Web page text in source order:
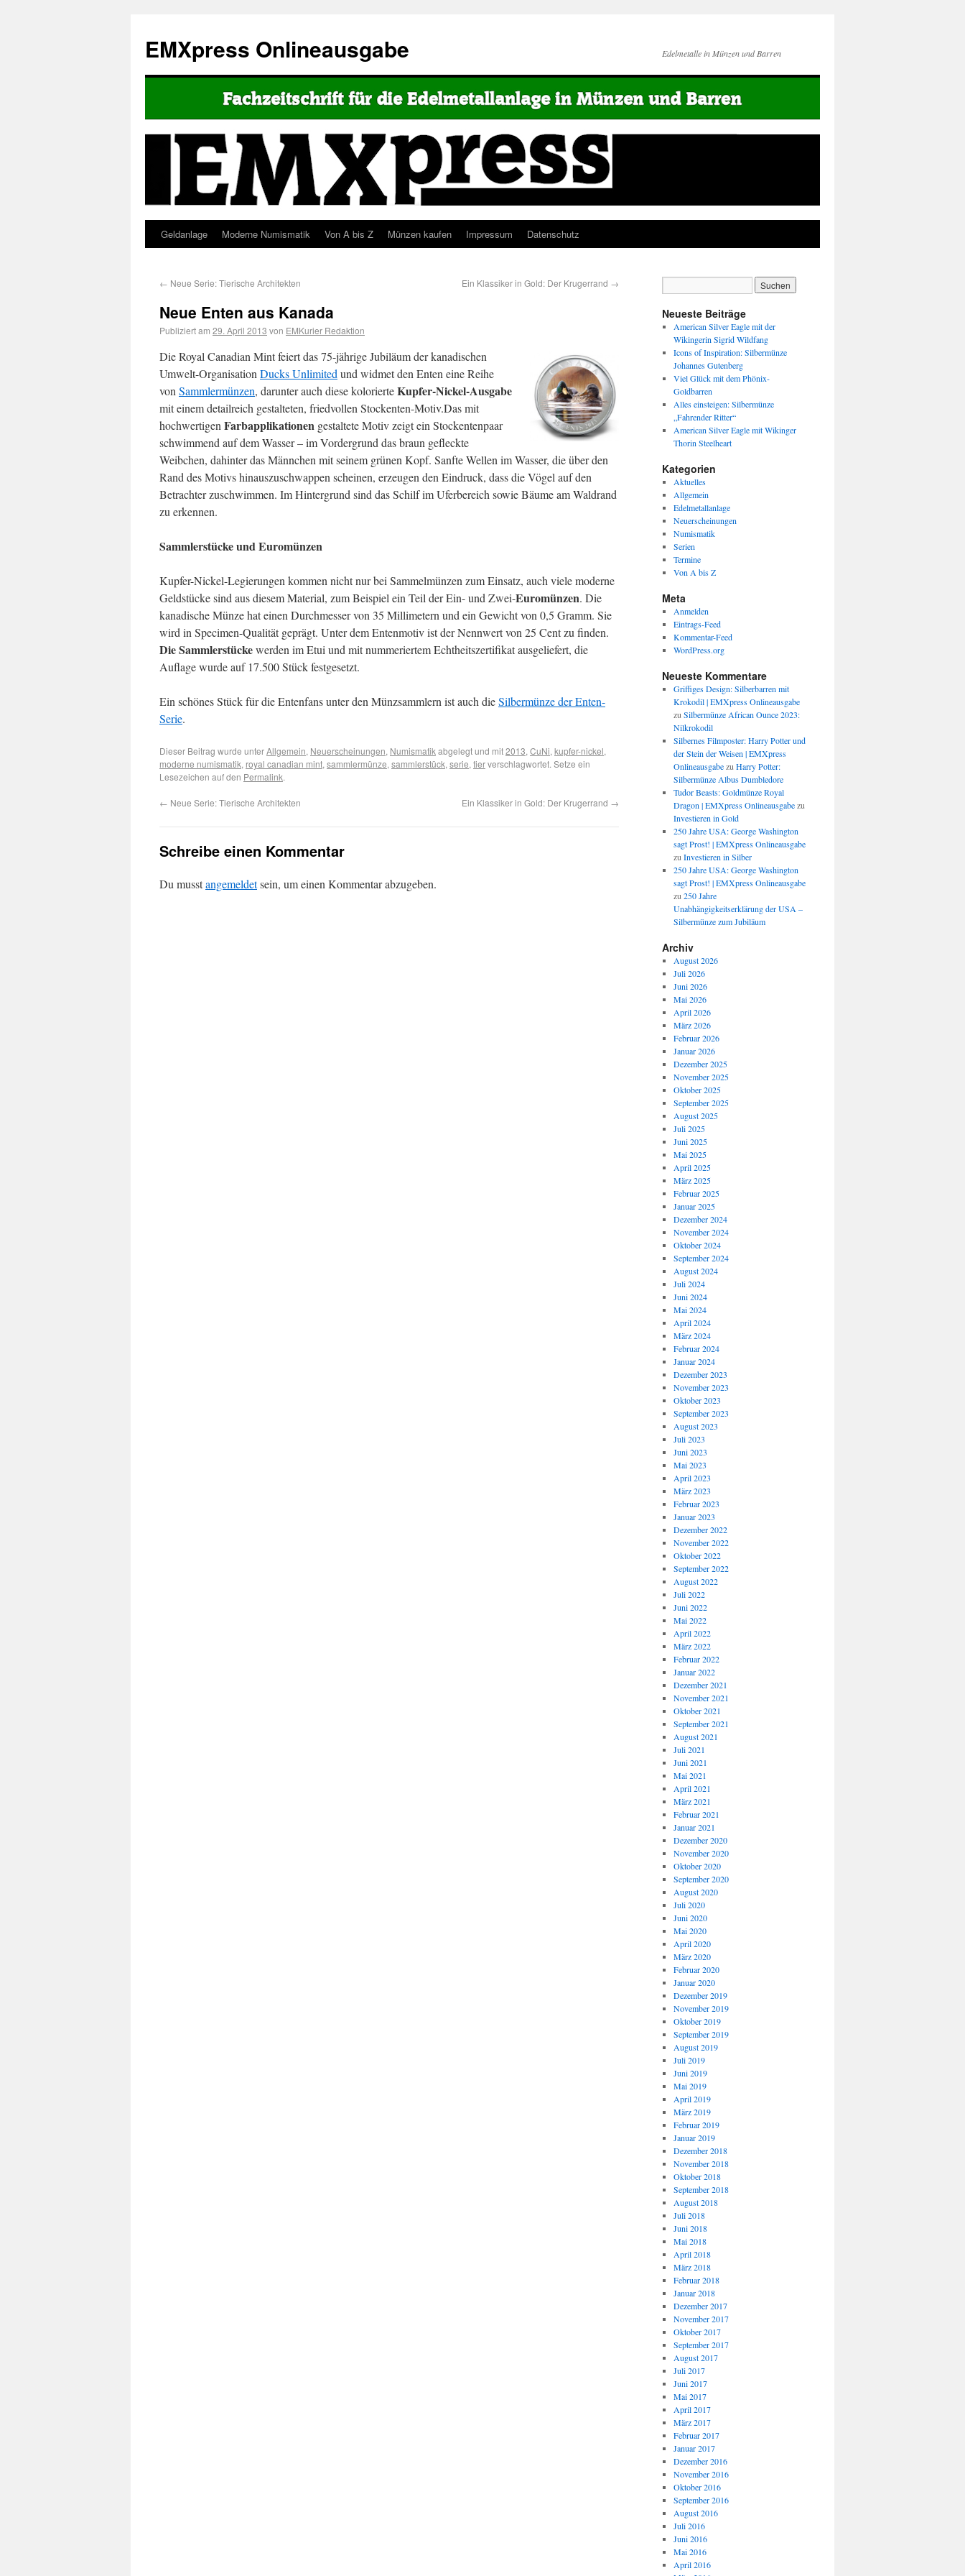
EMXpress Onlineausgabe Edelmetalle in Münzen und Barren
Geldanlage Moderne Numismatik Von A bis Z Münzen kaufen Impressum Datenschutz
← Neue Serie: Tierische Architekten Ein Klassiker in Gold: Der Krugerrand →
Neue Enten aus Kanada
Publiziert am 29. April 2013 von EMKurier Redaktion
Die Royal Canadian Mint feiert das 75-jährige Jubiläum der kanadischen
Umwelt-Organisation Ducks Unlimited und widmet den Enten eine Reihe
von Sammlermünzen, darunter auch diese kolorierteKupfer-Nickel-Ausgabe
mit einem detailreich gestalteten, friedvollen Stockenten-Motiv.Das mit
hochwertigen Farbapplikationen gestaltete Motiv zeigt ein Stockentenpaar
schwimmend auf dem Wasser – im Vordergrund das braun gefleckte
Weibchen, dahinter das Männchen mit seinem grünen Kopf. Sanfte Wellen im Wasser, die über den
Rand des Motivs hinauszuschwappen scheinen, erzeugen den Eindruck, dass die Vögel auf den
Betrachter zuschwimmen. Im Hintergrund sind das Schilf im Uferbereich sowie Bäume am Waldrand
zu erkennen.
Sammlerstücke und Euromünzen
Kupfer-Nickel-Legierungen kommen nicht nur bei Sammelmünzen zum Einsatz, auch viele moderne
Geldstücke sind aus diesem Material, zum Beispiel ein Teil der Ein- und Zwei-Euromünzen. Die
kanadische Münze hat einen Durchmesser von 35 Millimetern und ein Gewicht von 0,5 Gramm. Sie
wird in Specimen-Qualität geprägt. Unter dem Entenmotiv ist der Nennwert von 25 Cent zu finden.
Die Sammlerstückewerden im Etui und mit nummeriertem Echtheitszertifikat ausgeliefert, die
Auflage wurde auf 17.500 Stück festgesetzt.
Ein schönes Stück für die Entenfans unter den Münzsammlern ist auch dieSilbermünze der Enten-
Serie.
Dieser Beitrag wurde unterAllgemein, Neuerscheinungen, Numismatikabgelegt und mit2013, CuNi, kupfer-nickel,
moderne numismatik, royal canadian mint, sammlermünze, sammlerstück, serie, tierverschlagwortet. Setze ein
Lesezeichen auf den Permalink.
← Neue Serie: Tierische Architekten Ein Klassiker in Gold: Der Krugerrand →
Schreibe einen Kommentar
Du musstangemeldetsein, um einen Kommentar abzugeben.
Neueste Beiträge
American Silver Eagle mit der
Wikingerin Sigrid Wildfang
Icons of Inspiration: Silbermünze
Johannes Gutenberg
Viel Glück mit dem Phönix-
Goldbarren
Alles einsteigen: Silbermünze
„Fahrender Ritter“
American Silver Eagle mit Wikinger
Thorin Steelheart
Kategorien
Aktuelles
Allgemein
Edelmetallanlage
Neuerscheinungen
Numismatik
Serien
Termine
Von A bis Z
Meta
Anmelden
Eintrags-Feed
Kommentar-Feed
WordPress.org
Neueste Kommentare
Griffiges Design: Silberbarren mit
Krokodil | EMXpress Onlineausgabe
zu Silbermünze African Ounce 2023:
Nilkrokodil
Silbernes Filmposter: Harry Potter und
der Stein der Weisen | EMXpress
Onlineausgabezu Harry Potter:
Silbermünze Albus Dumbledore
Tudor Beasts: Goldmünze Royal
Dragon | EMXpress Onlineausgabezu
Investieren in Gold
250 Jahre USA: George Washington
sagt Prost! | EMXpress Onlineausgabe
zu Investieren in Silber
250 Jahre USA: George Washington
sagt Prost! | EMXpress Onlineausgabe
zu 250 Jahre
Unabhängigkeitserklärung der USA –
Silbermünze zum Jubiläum
Archiv
August 2026
Juli 2026
Juni 2026
Mai 2026
April 2026
März 2026
Februar 2026
Januar 2026
Dezember 2025
November 2025
Oktober 2025
September 2025
August 2025
Juli 2025
Juni 2025
Mai 2025
April 2025
März 2025
Februar 2025
Januar 2025
Dezember 2024
November 2024
Oktober 2024
September 2024
August 2024
Juli 2024
Juni 2024
Mai 2024
April 2024
März 2024
Februar 2024
Januar 2024
Dezember 2023
November 2023
Oktober 2023
September 2023
August 2023
Juli 2023
Juni 2023
Mai 2023
April 2023
März 2023
Februar 2023
Januar 2023
Dezember 2022
November 2022
Oktober 2022
September 2022
August 2022
Juli 2022
Juni 2022
Mai 2022
April 2022
März 2022
Februar 2022
Januar 2022
Dezember 2021
November 2021
Oktober 2021
September 2021
August 2021
Juli 2021
Juni 2021
Mai 2021
April 2021
März 2021
Februar 2021
Januar 2021
Dezember 2020
November 2020
Oktober 2020
September 2020
August 2020
Juli 2020
Juni 2020
Mai 2020
April 2020
März 2020
Februar 2020
Januar 2020
Dezember 2019
November 2019
Oktober 2019
September 2019
August 2019
Juli 2019
Juni 2019
Mai 2019
April 2019
März 2019
Februar 2019
Januar 2019
Dezember 2018
November 2018
Oktober 2018
September 2018
August 2018
Juli 2018
Juni 2018
Mai 2018
April 2018
März 2018
Februar 2018
Januar 2018
Dezember 2017
November 2017
Oktober 2017
September 2017
August 2017
Juli 2017
Juni 2017
Mai 2017
April 2017
März 2017
Februar 2017
Januar 2017
Dezember 2016
November 2016
Oktober 2016
September 2016
August 2016
Juli 2016
Juni 2016
Mai 2016
April 2016